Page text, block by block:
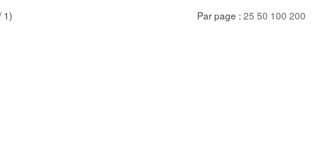
1) Par page : 25 50 100 200